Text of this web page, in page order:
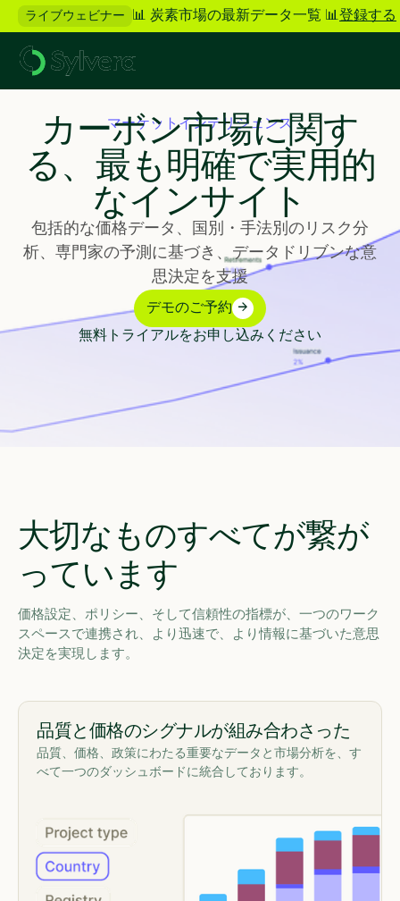
ライブウェビナー 📊 炭素市場の最新データ一覧 📊登録する
マーケットインテリジェンス
カーボン市場に関す
る、最も明確で実用的
なインサイト
包括的な価格データ、国別・手法別のリスク分
析、専門家の予測に基づき、データドリブンな意
思決定を支援
デモのご予約
無料トライアルをお申し込みください
大切なものすべてが繋が
っています
価格設定、ポリシー、そして信頼性の指標が、一つのワーク
スペースで連携され、より迅速で、より情報に基づいた意思
決定を実現します。
品質と価格のシグナルが組み合わさった
品質、価格、政策にわたる重要なデータと市場分析を、す
べて一つのダッシュボードに統合しております。